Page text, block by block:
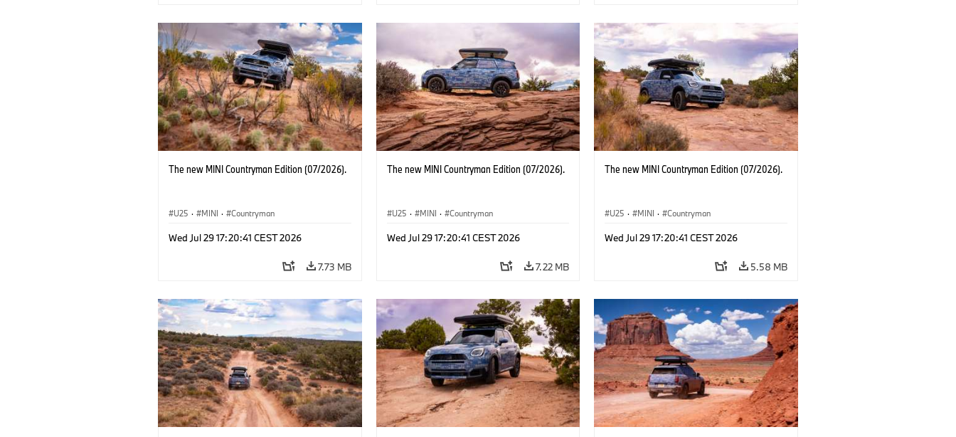
The new MINI Countryman Edition (07/2026).
U25 · MINI · Countryman
Wed Jul 29 17:20:41 CEST 2026
7.73 MB
The new MINI Countryman Edition (07/2026).
U25 · MINI · Countryman
Wed Jul 29 17:20:41 CEST 2026
7.22 MB
The new MINI Countryman Edition (07/2026).
U25 · MINI · Countryman
Wed Jul 29 17:20:41 CEST 2026
5.58 MB